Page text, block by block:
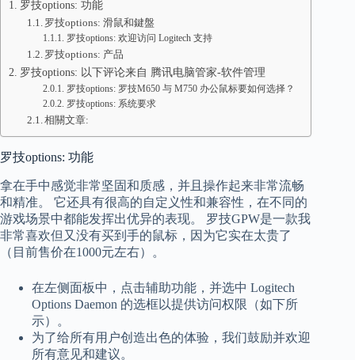
罗技options: 功能
罗技options: 滑鼠和鍵盤
罗技options: 欢迎访问 Logitech 支持
罗技options: 产品
罗技options: 以下评论来自 腾讯电脑管家-软件管理
罗技options: 罗技M650 与 M750 办公鼠标要如何选择？
罗技options: 系统要求
相關文章:
罗技options: 功能
拿在手中感觉非常坚固和质感，并且操作起来非常流畅
和精准。 它还具有很高的自定义性和兼容性，在不同的
游戏场景中都能发挥出优异的表现。 罗技GPW是一款我
非常喜欢但又没有买到手的鼠标，因为它实在太贵了
（目前售价在1000元左右）。
在左侧面板中，点击辅助功能，并选中 Logitech
Options Daemon 的选框以提供访问权限（如下所
示）。
为了给所有用户创造出色的体验，我们鼓励并欢迎
所有意见和建议。